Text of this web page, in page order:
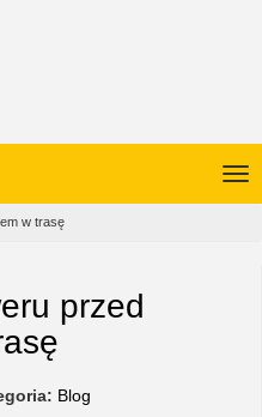
w trasę
przed
Blog